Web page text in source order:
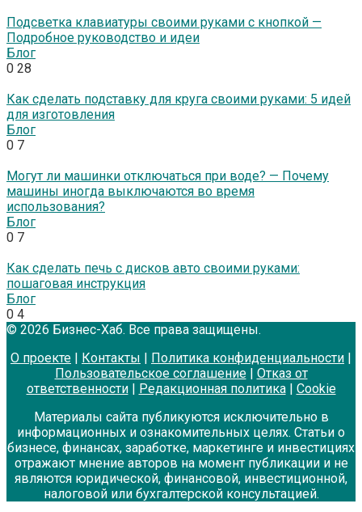
Подсветка клавиатуры своими руками с кнопкой —
Подробное руководство и идеи
Блог
0 28
Как сделать подставку для круга своими руками: 5 идей
для изготовления
Блог
0 7
Могут ли машинки отключаться при воде? — Почему
машины иногда выключаются во время
использования?
Блог
0 7
Как сделать печь с дисков авто своими руками:
пошаговая инструкция
Блог
0 4
© 2026 Бизнес-Хаб. Все права защищены.
О проекте | Контакты | Политика конфиденциальности |
Пользовательское соглашение| Отказ от
ответственности| Редакционная политика| Cookie
Материалы сайта публикуются исключительно в
информационных и ознакомительных целях. Статьи о
бизнесе, финансах, заработке, маркетинге и инвестициях
отражают мнение авторов на момент публикации и не
являются юридической, финансовой, инвестиционной,
налоговой или бухгалтерской консультацией.